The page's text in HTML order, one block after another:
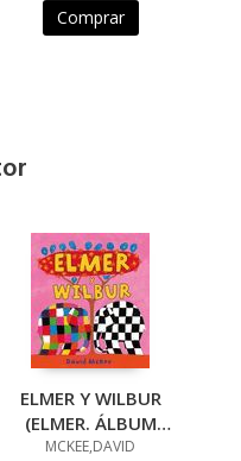
Comprar
ELMER Y WILBUR
(ELMER. ÁLBUM
ILUSTRADO)
MCKEE,DAVID